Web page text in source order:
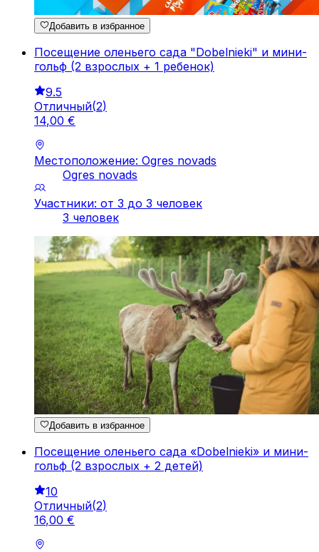
Добавить в избранное
Посещение оленьего сада "Dobelnieki" и мини-
гольф (2 взрослых + 1 ребенок)
9.5
Отличный(2)
14,00 €
Местоположение: Ogres novads
Ogres novads
Участники: от 3 до 3 человек
3 человек
Добавить в избранное
Посещение оленьего сада «Dobelnieki» и мини-
гольф (2 взрослых + 2 детей)
10
Отличный(2)
16,00 €